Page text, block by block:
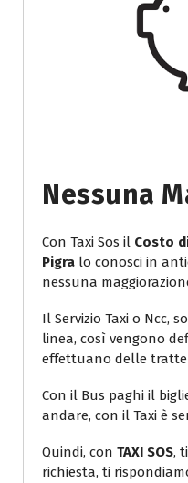
Nessuna
Con Taxi Sos il Costo
Pigra lo conosci in
nessuna
Il Servizio Taxi o Ncc,
linea, così vengono
effettuano delle tratte
Con il Bus paghi il
andare, con il Taxi è
Quindi, con TAXI SOS,
richiesta, ti